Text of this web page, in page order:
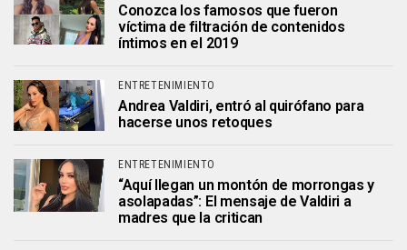
Conozca los famosos que fueron
víctima de filtración de contenidos
íntimos en el 2019
ENTRETENIMIENTO
Andrea Valdiri, entró al quirófano para
hacerse unos retoques
ENTRETENIMIENTO
“Aquí llegan un montón de morrongas y
asolapadas”: El mensaje de Valdiri a
madres que la critican